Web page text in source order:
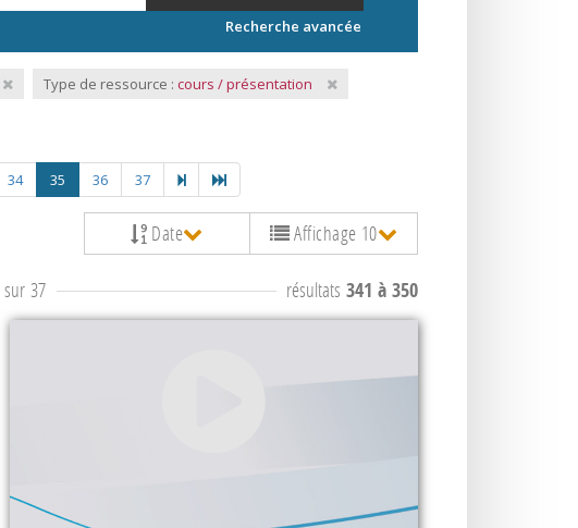
Recherche avancée
Type de ressource : cours / présentation
34 35 36 37
Date Affichage 10
sur 37 résultats 341 à 350